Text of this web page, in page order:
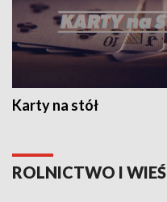
Karty na stół
ROLNICTWO I WIEŚ